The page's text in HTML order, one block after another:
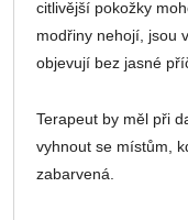
citlivější pokožky
modřiny nehojí, jsou
objevují bez jasné
Terapeut by měl při
vyhnout se místům,
zabarvená.